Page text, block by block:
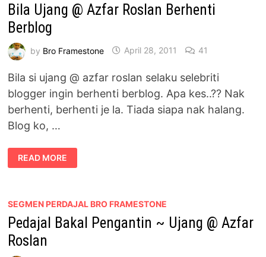
Bila Ujang @ Azfar Roslan Berhenti
Berblog
by Bro Framestone April 28, 2011 41
Bila si ujang @ azfar roslan selaku selebriti
blogger ingin berhenti berblog. Apa kes..?? Nak
berhenti, berhenti je la. Tiada siapa nak halang.
Blog ko, …
BILA
UJANG
@
BERBLOG
READ MORE
SEGMEN PERDAJAL BRO FRAMESTONE
Pedajal Bakal Pengantin ~ Ujang @ Azfar
Roslan